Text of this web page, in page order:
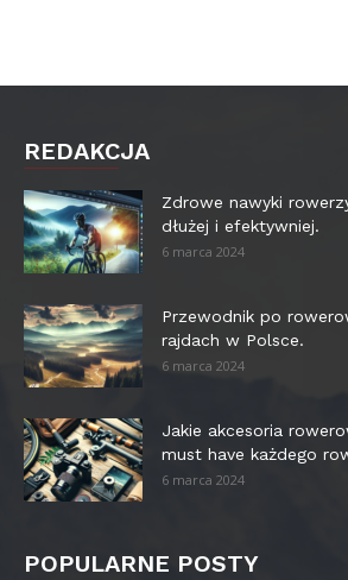
REDAKCJA
Zdrowe nawyki
dłużej i efektywniej.
6 marca 2024
Przewodnik po
rajdach w Polsce.
6 marca 2024
Jakie akcesoria
must have każdego
6 marca 2024
POPULARNE POSTY